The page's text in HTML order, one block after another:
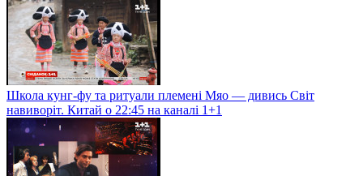
Школа кунг-фу та ритуали племені Мяо — дивись Світ
навиворіт. Китай о 22:45 на каналі 1+1